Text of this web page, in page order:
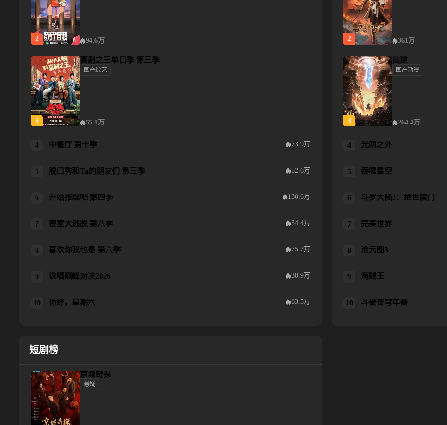
半熟恋人 第五季
2 94.6万
喜剧之王单口季 第三季
3
喜剧之王单口季 第三季
国产综艺
55.1万
4 中餐厅 第十季 73.9万
中餐厅 第十季
5 脱口秀和Ta的朋友们 第三季 52.6万
脱口秀和Ta的朋友们 第三季
6 开始推理吧 第四季 130.6万
开始推理吧 第四季
7 密室大逃脱 第八季 34.4万
密室大逃脱 第八季
8 喜欢你我也是 第六季 75.7万
喜欢你我也是 第六季
9 说唱巅峰对决2026 30.9万
说唱巅峰对决2026
10 你好，星期六 63.5万
你好，星期六
牧神记
2 361万
仙逆
3
仙逆
国产动漫
264.4万
4 光阴之外
光阴之外
5 吞噬星空
吞噬星空
6 斗罗大陆2：绝世唐门
斗罗大陆2：绝世唐门
7 完美世界
完美世界
8 沧元图3
沧元图3
9 海贼王
海贼王
10 斗破苍穹年番
斗破苍穹年番
短剧榜
京城奇探
京城奇探
悬疑